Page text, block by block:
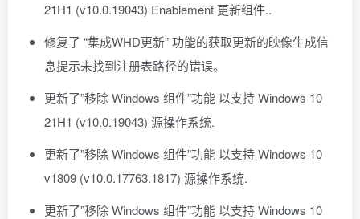
21H1 (v10.0.19043) Enablement 更新组件..
修复了 “集成WHD更新” 功能的获取更新的映像生成信
息提示未找到注册表路径的错误。
更新了”移除 Windows 组件”功能 以支持 Windows 10
21H1 (v10.0.19043) 源操作系统.
更新了”移除 Windows 组件”功能 以支持 Windows 10
v1809 (v10.0.17763.1817) 源操作系统.
更新了”移除 Windows 组件”功能 以支持 Windows 10